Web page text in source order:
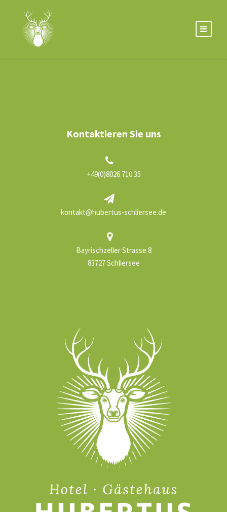
Kontaktieren Sie uns
+49(0)8026 710 35
kontakt@hubertus-schliersee.de
Bayrischzeller Strasse 8
83727 Schliersee